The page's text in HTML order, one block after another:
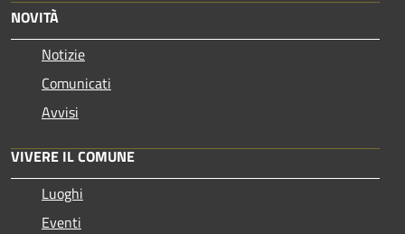
NOVITÀ
Notizie
Comunicati
Avvisi
VIVERE IL COMUNE
Luoghi
Eventi